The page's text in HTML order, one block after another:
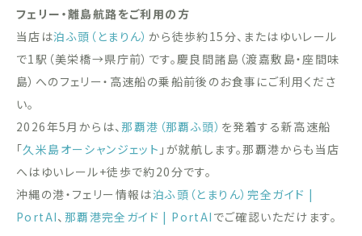
フェリー・離島航路をご利用の方
当店は泊ふ頭（とまりん） から徒歩約15分、またはゆいレール
で1駅（美栄橋→県庁前）です。慶良間諸島（渡嘉敷島・座間味
島）へのフェリー・高速船の乗船前後のお食事にご利用くださ
い。
2026年5月からは、那覇港（那覇ふ頭） を発着する新高速船
「久米島オーシャンジェット 」が就航します。那覇港からも当店
へはゆいレール+徒歩で約20分です。
沖縄の港・フェリー情報は泊ふ頭（とまりん）完全ガイド |
PortAI、 那覇港完全ガイド | PortAI でご確認いただけます。